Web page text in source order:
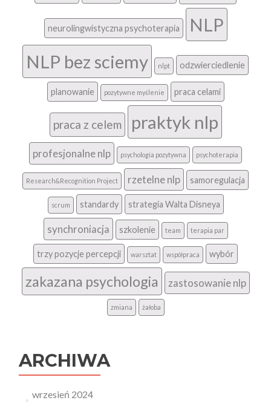
neurolingwistyczna psychoterapia
NLP
NLP bez sciemy
nlpt odzwierciedlenie
planowanie pozytywne myślenie praca celami
praca z celem praktyk nlp
profesjonalne nlp psychologia pozytywna psychoterapia
Research&Recognition Project rzetelne nlp samoregulacja
scrum standardy strategia Walta Disneya
synchroniacja szkolenie team terapia par
trzy pozycje percepcji warsztat współpraca wybór
zakazana psychologia zastosowanie nlp
zmiana żałoba
ARCHIWA
wrzesień 2024